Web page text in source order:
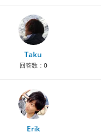
Taku
回答数： 0
Erik